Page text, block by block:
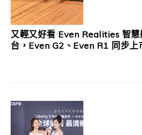
又輕又好看 Even Realities 智慧
台，Even G2、Even R1 同步上